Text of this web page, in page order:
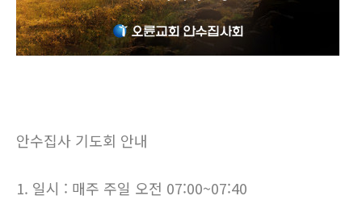
안수집사 기도회 안내
1. 일시 : 매주 주일 오전 07:00~07:40